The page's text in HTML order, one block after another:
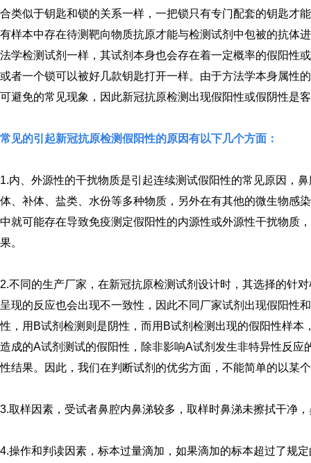
合类似于钥匙和锁的关系一样，一把锁只有专门配套的钥匙才
有样本中存在待测靶向物质抗原才能与检测试剂中包被的抗体
法学检测试剂一样，其试剂本身也会存在着一定概率的假阳性
或者一个锁可以被好几款钥匙打开一样。由于方法学本身属性
可避免的常见现象，因此新冠抗原检测出现假阳性或假阴性是
常见的引起新冠抗原检测假阳性的原因有以下几个方面：
1.内、外源性的干扰物质是引起连续测试假阳性的常见原因，
体、补体、盐类、水份等多种物质，另外在有其他的微生物感
中就可能存在导致免疫测定假阳性的内源性或外源性干扰物质
果。
2.不同的生产厂家，在新冠抗原检测试剂设计时，其选择的针
呈现的反应也会出现不一致性，因此不同厂家试剂出现假阳性
性，用B试剂检测则是阴性，而用B试剂检测出现的假阳性样
造成的A试剂测试的假阳性，除非影响A试剂发生非特异性反
性结果。因此，我们在判断试剂的优劣方面，不能简单的以某
3.取样因素，受试者鼻腔内鼻涕较多，取样时鼻涕未擦拭干净
4.操作和判读因素，标本过量滴加，如果滴加的标本超过了规